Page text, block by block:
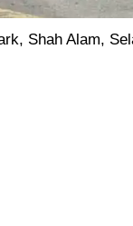
Shah Alam,